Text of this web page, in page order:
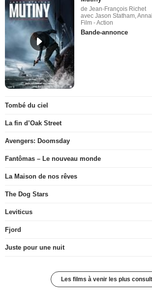
de Jean-François Richet
avec Jason Statham,
Film - Action
Bande-annonce
Tombé du ciel
La fin d’Oak Street
Avengers: Doomsday
Fantômas – Le nouveau monde
La Maison de nos rêves
The Dog Stars
Leviticus
Fjord
Juste pour une nuit
Les films à venir les plus